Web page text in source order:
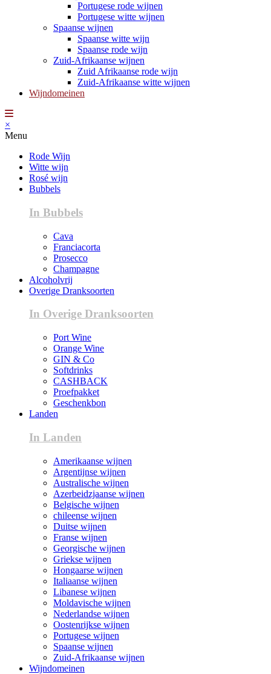
Portugese rode wijnen
Portugese witte wijnen
Spaanse wijnen
Spaanse witte wijn
Spaanse rode wijn
Zuid-Afrikaanse wijnen
Zuid Afrikaanse rode wijn
Zuid-Afrikaanse witte wijnen
Wijndomeinen
×
Menu
Rode Wijn
Witte wijn
Rosé wijn
Bubbels
In Bubbels
Cava
Franciacorta
Prosecco
Champagne
Alcoholvrij
Overige Dranksoorten
In Overige Dranksoorten
Port Wine
Orange Wine
GIN & Co
Softdrinks
CASHBACK
Proefpakket
Geschenkbon
Landen
In Landen
Amerikaanse wijnen
Argentijnse wijnen
Australische wijnen
Azerbeidzjaanse wijnen
Belgische wijnen
chileense wijnen
Duitse wijnen
Franse wijnen
Georgische wijnen
Griekse wijnen
Hongaarse wijnen
Italiaanse wijnen
Libanese wijnen
Moldavische wijnen
Nederlandse wijnen
Oostenrijkse wijnen
Portugese wijnen
Spaanse wijnen
Zuid-Afrikaanse wijnen
Wijndomeinen